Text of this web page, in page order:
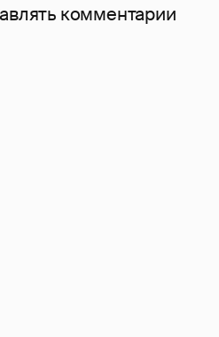
комментарии